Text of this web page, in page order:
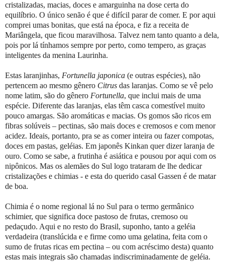
cristalizadas, macias, doces e amarguinha na dose certa do
equilíbrio. O único senão é que é difícil parar de comer. E por aqui
comprei umas bonitas, que está na época, e fiz a receita de
Mariângela, que ficou maravilhosa. Talvez nem tanto quanto a dela,
pois por lá tínhamos sempre por perto, como tempero, as graças
inteligentes da menina Laurinha.
Estas laranjinhas, Fortunella japonica (e outras espécies), não
pertencem ao mesmo gênero Citrus das laranjas. Como se vê pelo
nome latim, são do gênero Fortunella, que inclui mais de uma
espécie. Diferente das laranjas, elas têm casca comestível muito
pouco amargas. São aromáticas e macias. Os gomos são ricos em
fibras solúveis – pectinas, são mais doces e cremosos e com menor
acidez. Ideais, portanto, pra se as comer inteira ou fazer compotas,
doces em pastas, geléias. Em japonês Kinkan quer dizer laranja de
ouro. Como se sabe, a frutinha é asiática e pousou por aqui com os
nipônicos. Mas os alemães do Sul logo trataram de lhe dedicar
cristalizações e chimias - e esta do querido casal Gassen é de matar
de boa.
Chimia é o nome regional lá no Sul para o termo germânico
schimier, que significa doce pastoso de frutas, cremoso ou
pedaçudo. Aqui e no resto do Brasil, suponho, tanto a geléia
verdadeira (translúcida e e firme como uma gelatina, feita com o
sumo de frutas ricas em pectina – ou com acréscimo desta) quanto
estas mais integrais são chamadas indiscriminadamente de geléia.